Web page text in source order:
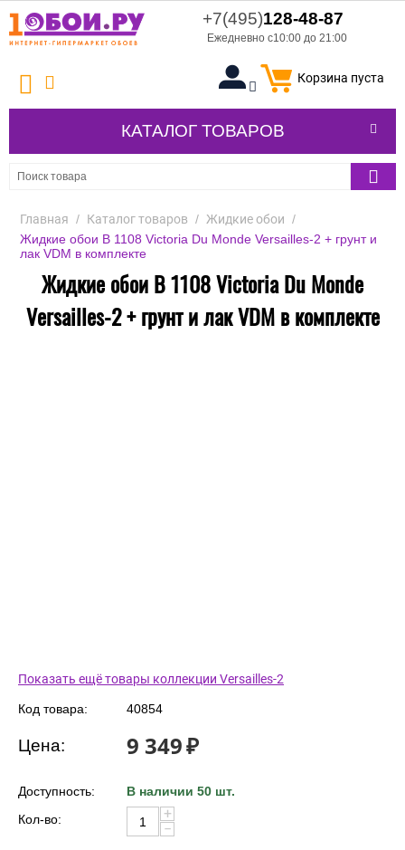
+7(495)128-48-87
Ежедневно с10:00 до 21:00
Корзина пуста
КАТАЛОГ ТОВАРОВ
Главная / Каталог товаров / Жидкие обои /
Жидкие обои В 1108 Victoria Du Monde Versailles-2 + грунт и
лак VDM в комплекте
Жидкие обои В 1108 Victoria Du Monde
Versailles-2 + грунт и лак VDM в комплекте
Показать ещё товары коллекции Versailles-2
Код товара: 40854
Цена: 9 349₽
Доступность:
В наличии 50 шт.
Кол-во:
+
−